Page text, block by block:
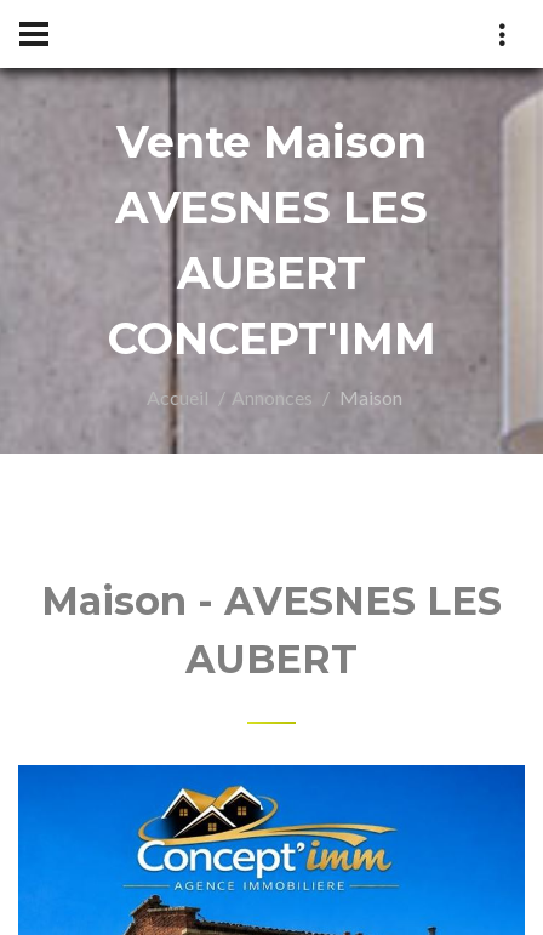
Vente Maison
AVESNES LES
AUBERT
CONCEPT'IMM
Accueil Annonces Maison
Maison - AVESNES LES
AUBERT